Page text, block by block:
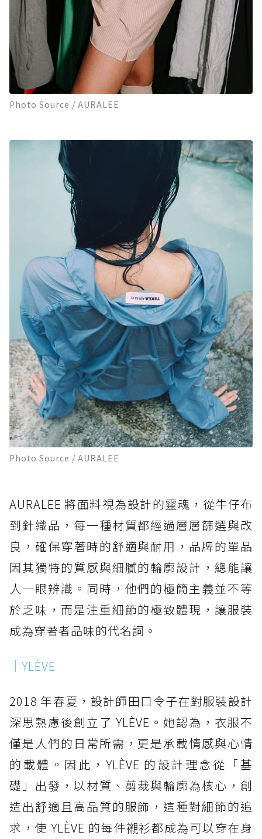
Photo Source / AURALEE
Photo Source / AURALEE
AURALEE 將面料視為設計的靈魂，從牛仔布
到針織品，每一種材質都經過層層篩選與改
良，確保穿著時的舒適與耐用，品牌的單品
因其獨特的質感與細膩的輪廓設計，總能讓
人一眼辨識。同時，他們的極簡主義並不等
於乏味，而是注重細節的極致體現，讓服裝
成為穿著者品味的代名詞。
｜YLÈVE
2018 年春夏，設計師田口令子在對服裝設計
深思熟慮後創立了 YLÈVE。她認為，衣服不
僅是人們的日常所需，更是承載情感與心情
的載體。因此，YLÈVE 的設計理念從「基
礎」出發，以材質、剪裁與輪廓為核心，創
造出舒適且高品質的服飾，這種對細節的追
求，使 YLÈVE 的每件襯衫都成為可以穿在身